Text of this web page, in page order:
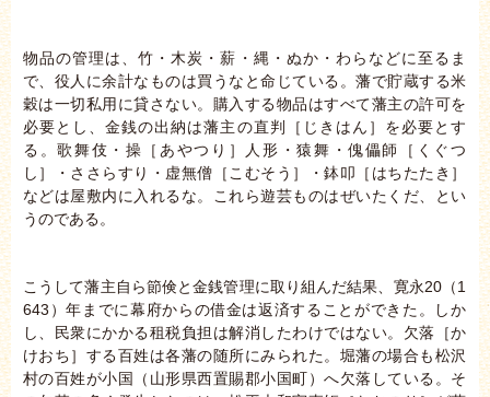
物品の管理は、竹・木炭・薪・縄・ぬか・わらなどに至るま
で、役人に余計なものは買うなと命じている。藩で貯蔵する米
穀は一切私用に貸さない。購入する物品はすべて藩主の許可を
必要とし、金銭の出納は藩主の直判［じきはん］を必要とす
る。歌舞伎・操［あやつり］人形・猿舞・傀儡師［くぐつ
し］・ささらすり・虚無僧［こむそう］・鉢叩［はちたたき］
などは屋敷内に入れるな。これら遊芸ものはぜいたくだ、とい
うのである。
こうして藩主自ら節倹と金銭管理に取り組んだ結果、寛永20（1
643）年までに幕府からの借金は返済することができた。しか
し、民衆にかかる租税負担は解消したわけではない。欠落［か
けおち］する百姓は各藩の随所にみられた。堀藩の場合も松沢
村の百姓が小国（山形県西置賜郡小国町）へ欠落している。そ